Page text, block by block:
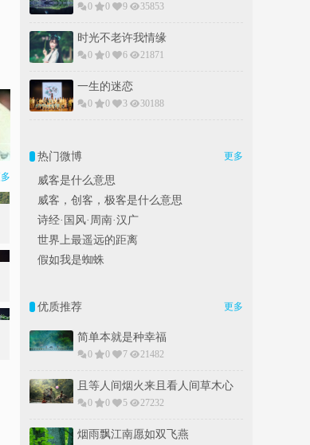
0 0 9 35853
时光不老许我情缘
0 0 6 21871
一生的迷恋
0 0 3 30188
热门微博 更多
威客是什么意思
威客，创客，极客是什么意思
诗经·国风·周南·汉广
世界上最遥远的距离
假如我是蜘蛛
优质推荐 更多
简单本就是种幸福
0 0 7 21482
且等人间烟火来且看人间草木心
0 0 5 27232
烟雨飘江南愿如双飞燕